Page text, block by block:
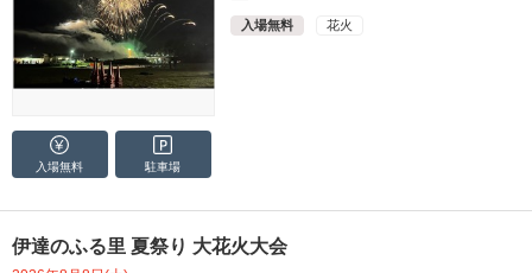
入場無料 花火
入場無料 駐車場
伊達のふる里 夏祭り 大花火大会